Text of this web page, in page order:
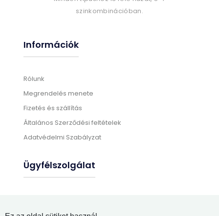
szinkombinációban.
Információk
Rólunk
Megrendelés menete
Fizetés és szállítás
Általános Szerződési feltételek
Adatvédelmi Szabályzat
Ügyfélszolgálat
Üléshuzat felrakás